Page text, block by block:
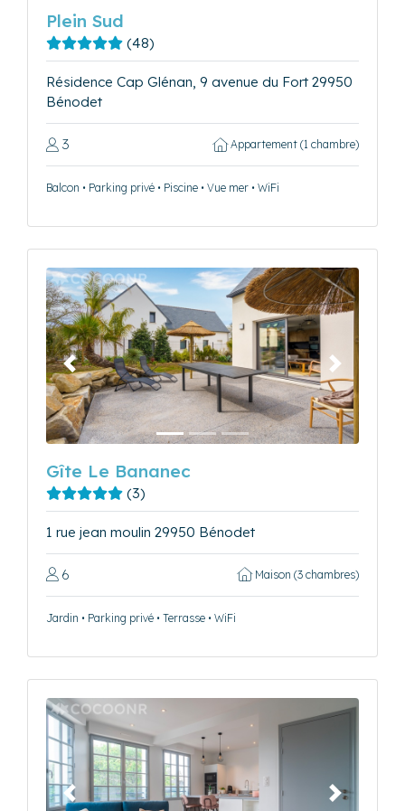
Plein Sud
(48)
Résidence Cap Glénan, 9 avenue du Fort 29950
Bénodet
3 Appartement (1 chambre)
Balcon • Parking privé • Piscine • Vue mer • WiFi
Précédent Suivant
Gîte Le Bananec
(3)
1 rue jean moulin 29950 Bénodet
6 Maison (3 chambres)
Jardin • Parking privé • Terrasse • WiFi
Précédent Suivant